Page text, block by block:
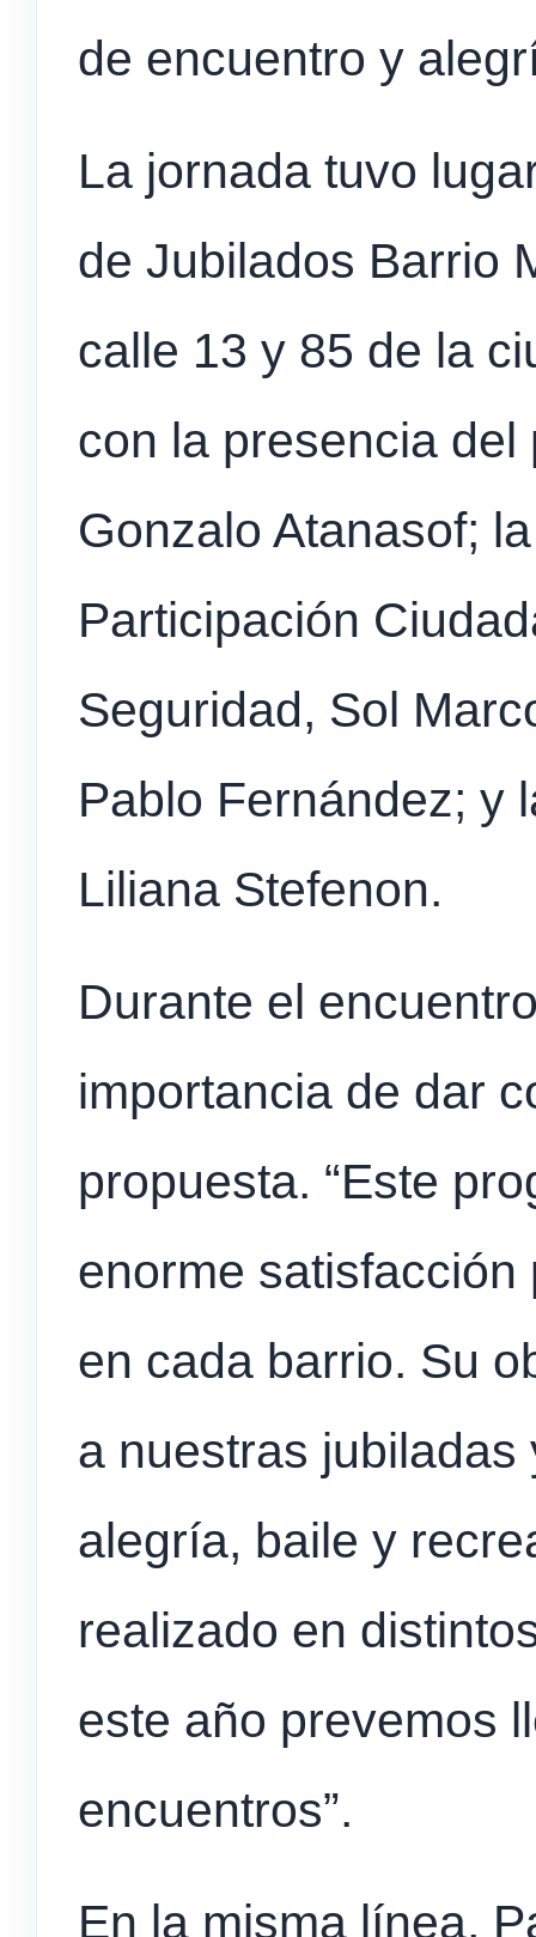
de encuentro y
La jornada tuvo
de Jubilados Barrio
calle 13 y 85 de la
con la presencia
Gonzalo Atanasof;
Participación
Seguridad, Sol
Pablo Fernández; y
Liliana Stefenon.
Durante el
importancia de dar
propuesta. “Este
enorme
en cada barrio. Su
a nuestras
alegría, baile y
realizado en
este año prevemos
encuentros”.
En la misma línea,